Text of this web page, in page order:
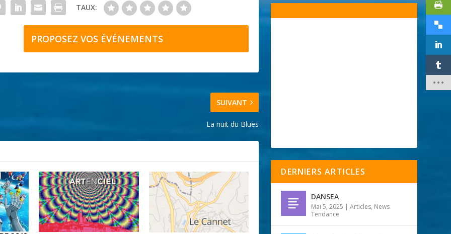
TAUX:
PROPOSEZ VOS ÉVÉNEMENTS
SUIVANT
La nuit du Blues
DERNIERS ARTICLES
DANSEA
Mai 5, 2025 |Articles, News
Tendance